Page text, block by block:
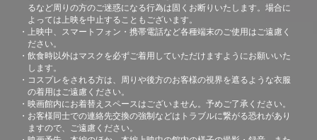
るなど周りの方のご迷惑になる行為は固くお断りいたします。場合に
よっては上映を中止することもございます。
上映中、スマートフォン・携帯電話など各種端末のご使用はご遠慮く
ださい。
飲食時以外はマスクを必ずご着用していただけますようにお願いいた
します。
コスプレをされる方は、周りや後方のお客様の視界を遮るような衣服
の着用はご遠慮ください。
映画館内にお着替えスペースはございません。予めご了承ください。
お客様同士での連絡先交換の強制などはトラブルに繋がる恐れがあり
ますので、ご遠慮ください。